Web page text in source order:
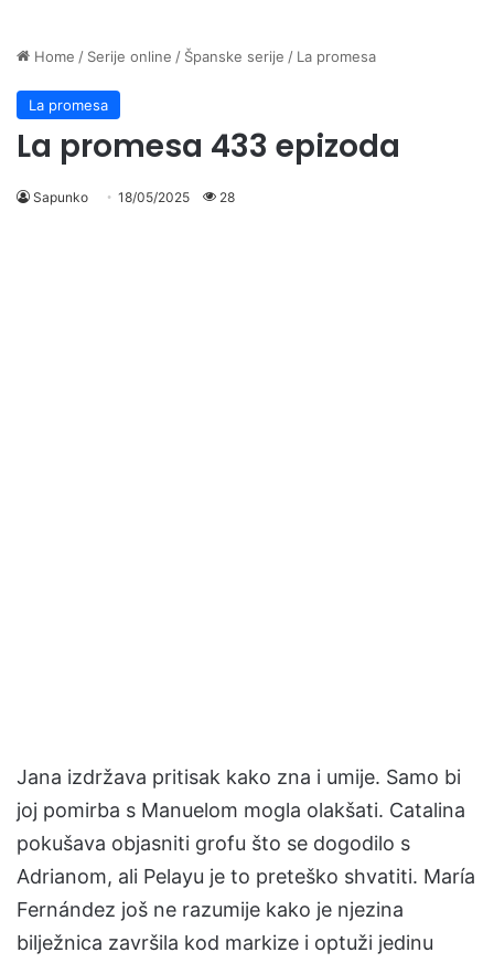
Home / Serije online / Španske serije / La promesa
La promesa
La promesa 433 epizoda
Sapunko 18/05/2025 28
Jana izdržava pritisak kako zna i umije. Samo bi
joj pomirba s Manuelom mogla olakšati. Catalina
pokušava objasniti grofu što se dogodilo s
Adrianom, ali Pelayu je to preteško shvatiti. María
Fernández još ne razumije kako je njezina
bilježnica završila kod markize i optuži jedinu